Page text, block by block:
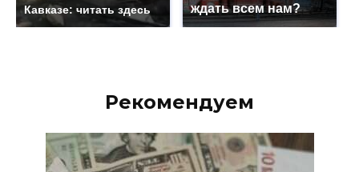
Кавказе: читать здесь
ждать всем нам?
Рекомендуем